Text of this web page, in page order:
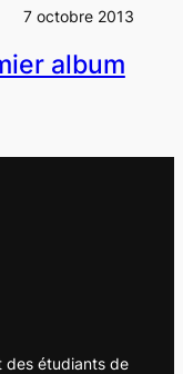
7 octobre 2013
album
des étudiants de